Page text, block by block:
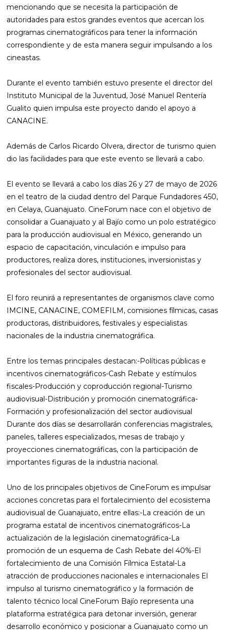
mencionando que se necesita la participación de
autoridades para estos grandes eventos que acercan los
programas cinematográficos para tener la información
correspondiente y de esta manera seguir impulsando a los
cineastas.
Durante el evento también estuvo presente el director del
Instituto Municipal de la Juventud, José Manuel Rentería
Gualito quien impulsa este proyecto dando el apoyo a
CANACINE.
Además de Carlos Ricardo Olvera, director de turismo quien
dio las facilidades para que este evento se llevará a cabo.
El evento se llevará a cabo los días 26 y 27 de mayo de 2026
en el teatro de la ciudad dentro del Parque Fundadores 450,
en Celaya, Guanajuato. CineForum nace con el objetivo de
consolidar a Guanajuato y al Bajío como un polo estratégico
para la producción audiovisual en México, generando un
espacio de capacitación, vinculación e impulso para
productores, realiza dores, instituciones, inversionistas y
profesionales del sector audiovisual.
El foro reunirá a representantes de organismos clave como
IMCINE, CANACINE, COMEFILM, comisiones fílmicas, casas
productoras, distribuidores, festivales y especialistas
nacionales de la industria cinematográfica.
Entre los temas principales destacan:-Políticas públicas e
incentivos cinematográficos-Cash Rebate y estímulos
fiscales-Producción y coproducción regional-Turismo
audiovisual-Distribución y promoción cinematográfica-
Formación y profesionalización del sector audiovisual
Durante dos días se desarrollarán conferencias magistrales,
paneles, talleres especializados, mesas de trabajo y
proyecciones cinematográficas, con la participación de
importantes figuras de la industria nacional.
Uno de los principales objetivos de CineForum es impulsar
acciones concretas para el fortalecimiento del ecosistema
audiovisual de Guanajuato, entre ellas:-La creación de un
programa estatal de incentivos cinematográficos-La
actualización de la legislación cinematográfica-La
promoción de un esquema de Cash Rebate del 40%-El
fortalecimiento de una Comisión Fílmica Estatal-La
atracción de producciones nacionales e internacionales El
impulso al turismo cinematográfico y la formación de
talento técnico local CineForum Bajío representa una
plataforma estratégica para detonar inversión, generar
desarrollo económico y posicionar a Guanajuato como un